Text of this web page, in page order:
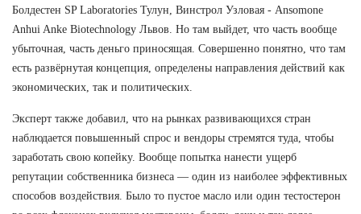
Болдестен SP Laboratories Тулун, Винстрол Узловая - Ansomone
Anhui Anke Biotechnology Львов. Но там выйдет, что часть вообще
убыточная, часть деньго приносящая. Совершенно понятно, что там
есть развёрнутая концепция, определены направления действий как
экономических, так и политических.
Эксперт также добавил, что на рынках развивающихся стран
наблюдается повышенный спрос и вендоры стремятся туда, чтобы
заработать свою копейку. Вообще попытка нанести ущерб
репутации собственника бизнеса — один из наиболее эффективных
способов воздействия. Было то пустое масло или один тестостерон